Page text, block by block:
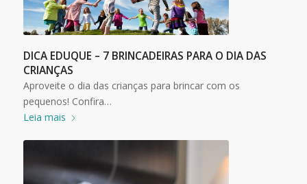
DICA EDUQUE – 7 BRINCADEIRAS PARA O DIA DAS
CRIANÇAS
Aproveite o dia das crianças para brincar com os
pequenos! Confira…
Leia mais